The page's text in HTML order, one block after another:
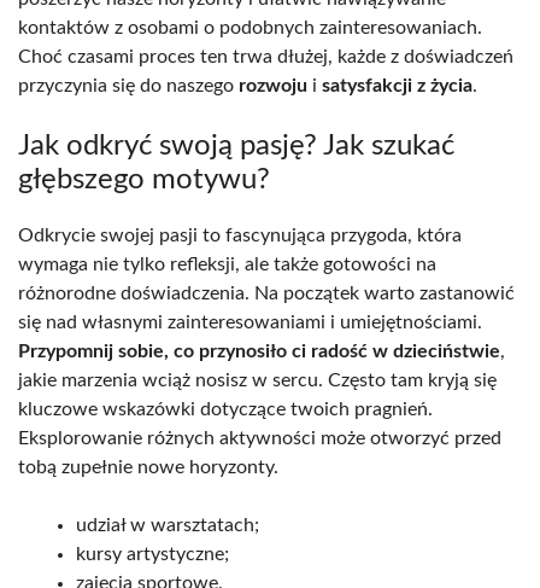
kontaktów z osobami o podobnych zainteresowaniach.
Choć czasami proces ten trwa dłużej, każde z doświadczeń
przyczynia się do naszego rozwoju i satysfakcji z życia.
Jak odkryć swoją pasję? Jak szukać
głębszego motywu?
Odkrycie swojej pasji to fascynująca przygoda, która
wymaga nie tylko refleksji, ale także gotowości na
różnorodne doświadczenia. Na początek warto zastanowić
się nad własnymi zainteresowaniami i umiejętnościami.
Przypomnij sobie, co przynosiło ci radość w dzieciństwie,
jakie marzenia wciąż nosisz w sercu. Często tam kryją się
kluczowe wskazówki dotyczące twoich pragnień.
Eksplorowanie różnych aktywności może otworzyć przed
tobą zupełnie nowe horyzonty.
udział w warsztatach;
kursy artystyczne;
zajęcia sportowe.